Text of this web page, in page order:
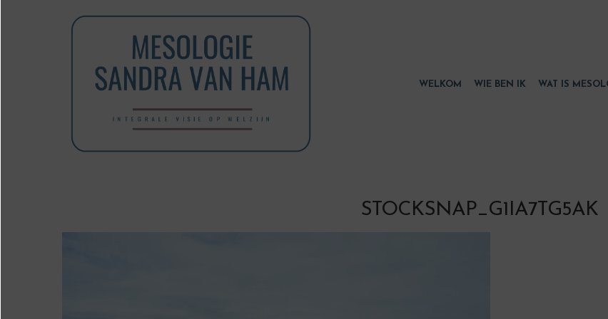
WELKOM WIE BEN IK WAT IS
STOCKSNAP_G1IA7TG5AK